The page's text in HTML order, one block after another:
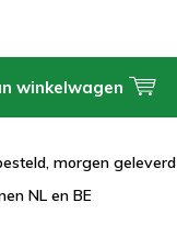
winkelwagen
morgen geleverd
NL en BE